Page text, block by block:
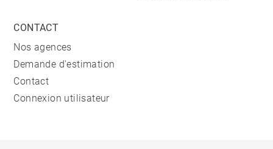
CONTACT
Nos agences
Demande d'estimation
Contact
Connexion utilisateur